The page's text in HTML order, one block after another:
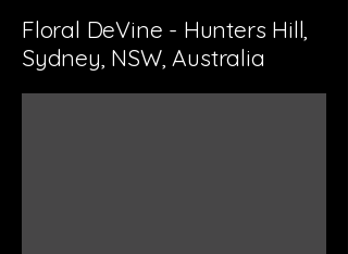
Floral DeVine - Hunters Hill,
Sydney, NSW, Australia